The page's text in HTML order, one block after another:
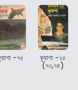
-৭৫
কুয়াশা -২৫
(৭৩,৭৪)